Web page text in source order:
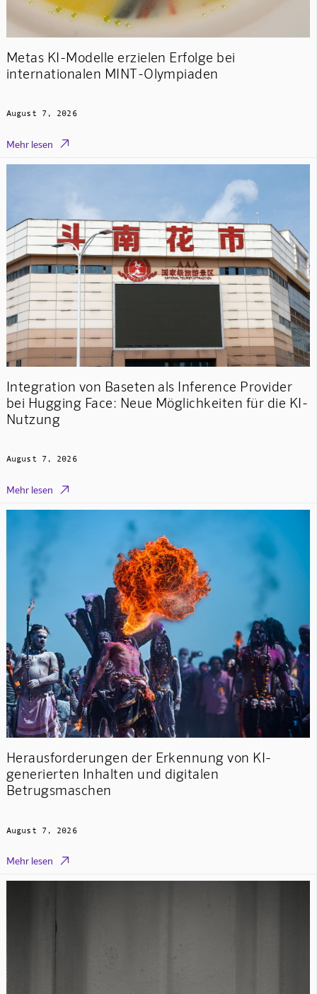
Metas KI-Modelle erzielen Erfolge bei
internationalen MINT-Olympiaden
August 7, 2026
Mehr lesen 
Integration von Baseten als Inference Provider
bei Hugging Face: Neue Möglichkeiten für die KI-
Nutzung
August 7, 2026
Mehr lesen 
Herausforderungen der Erkennung von KI-
generierten Inhalten und digitalen
Betrugsmaschen
August 7, 2026
Mehr lesen 